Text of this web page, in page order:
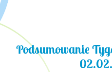
Podsumowanie